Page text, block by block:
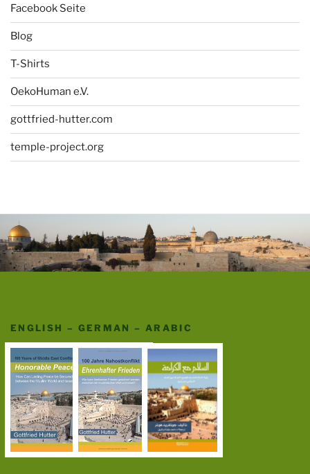
Facebook Seite
Blog
T-Shirts
OekoHuman e.V.
gottfried-hutter.com
temple-project.org
ENGLISH – GERMAN – ARABIC